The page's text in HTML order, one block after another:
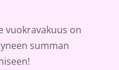
vuokravakuus on
summan